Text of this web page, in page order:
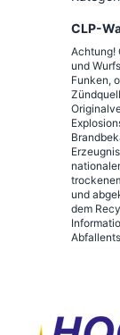
CLP-
Achtung!
und
Funken,
und
dem